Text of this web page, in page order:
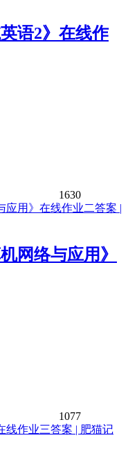
语2》在线作
1630
网络与应用》
1077